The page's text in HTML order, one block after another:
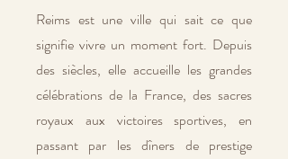
Reims est une ville qui sait ce que
signifie vivre un moment fort. Depuis
des siècles, elle accueille les grandes
célébrations de la France, des sacres
royaux aux victoires sportives, en
passant par les dîners de prestige